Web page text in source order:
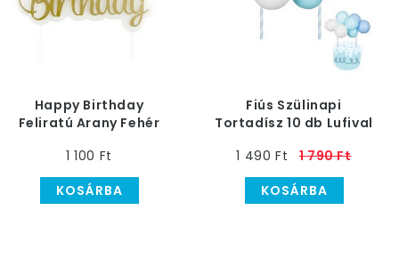
Happy Birthday
Feliratú Arany Fehér
cm-es
1 100 Ft
KOSÁRBA
Fiús Szülinapi
Tortadísz 10 db Lufival
1 490 Ft
1 790 Ft
KOSÁRBA